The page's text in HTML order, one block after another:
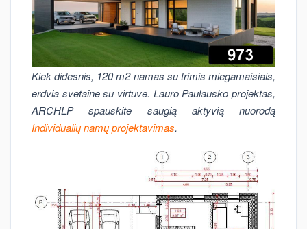
Kiek didesnis, 120 m2 namas su trimis miegamaisiais,
erdvia svetaine su virtuve. Lauro Paulausko projektas,
ARCHLP spauskite saugią aktyvią nuorodą
Individualių namų projektavimas.